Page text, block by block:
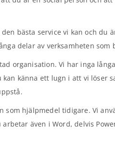
bästa service vi kan och
delar av verksamheten
organisation. Vi har inga
känna ett lugn i att vi löser
hjälpmedel tidigare. Vi
även i Word, delvis